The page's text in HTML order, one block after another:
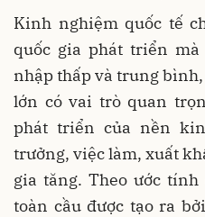
Kinh nghiệm quốc tế
quốc gia phát triển
nhập thấp và trung
lớn có vai trò quan
phát triển của nền
trưởng, việc làm, xuất
gia tăng. Theo ước
toàn cầu được tạo ra